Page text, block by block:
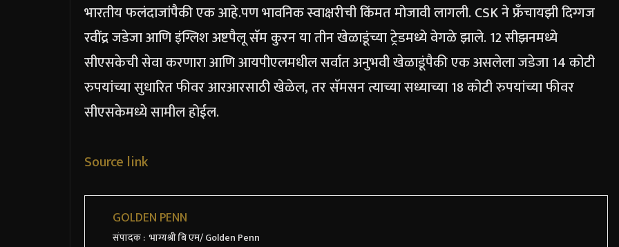
भारतीय फलंदाजांपैकी एक आहे.पण भावनिक स्वाक्षरीची किंमत मोजावी लागली. CSK ने फ्रँचायझी दिग्गज
रवींद्र जडेजा आणि इंग्लिश अष्टपैलू सॅम कुरन या तीन खेळाडूंच्या ट्रेडमध्ये वेगळे झाले. 12 सीझनमध्ये
सीएसकेची सेवा करणारा आणि आयपीएलमधील सर्वात अनुभवी खेळाडूंपैकी एक असलेला जडेजा 14 कोटी
रुपयांच्या सुधारित फीवर आरआरसाठी खेळेल, तर सॅमसन त्याच्या सध्याच्या 18 कोटी रुपयांच्या फीवर
सीएसकेमध्ये सामील होईल.
Source link
GOLDEN PENN
संपादक : भाग्यश्री बि एम/ Golden Penn